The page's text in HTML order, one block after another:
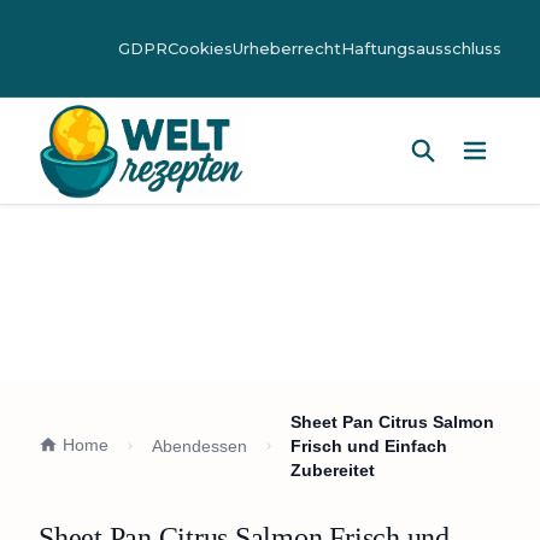
GDPRCookiesUrheberrechtHaftungsausschluss
Home Abendessen
Sheet Pan Citrus Salmon
Frisch und Einfach
Zubereitet